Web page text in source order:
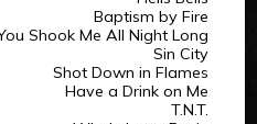
Baptism by Fire
Shook Me All Night Long
Sin City
Shot Down in Flames
Have a Drink on Me
T.N.T.